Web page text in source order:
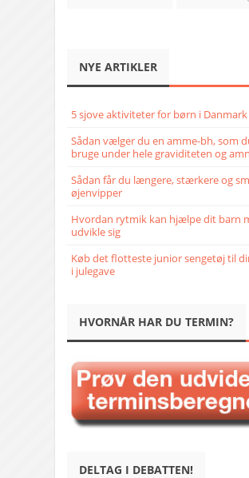
NYE ARTIKLER
5 sjove aktiviteter for børn i Danmark
Sådan vælger du en amme-bh, som
bruge under hele graviditeten og
Sådan får du længere, stærkere og
øjenvipper
Hvordan rytmik kan hjælpe dit barn
udvikle sig
Køb det flotteste junior sengetøj til
i julegave
HVORNÅR HAR DU TERMIN?
DELTAG I DEBATTEN!